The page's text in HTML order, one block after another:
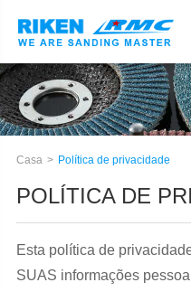
Casa Política de privacidade
POLÍTICA DE
Esta política de
SUAS informações